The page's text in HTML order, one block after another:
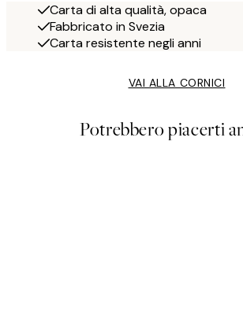
Carta di alta qualità, opaca
Fabbricato in Svezia
Carta resistente negli anni
VAI ALLA CORNICI
Potrebbero piacerti